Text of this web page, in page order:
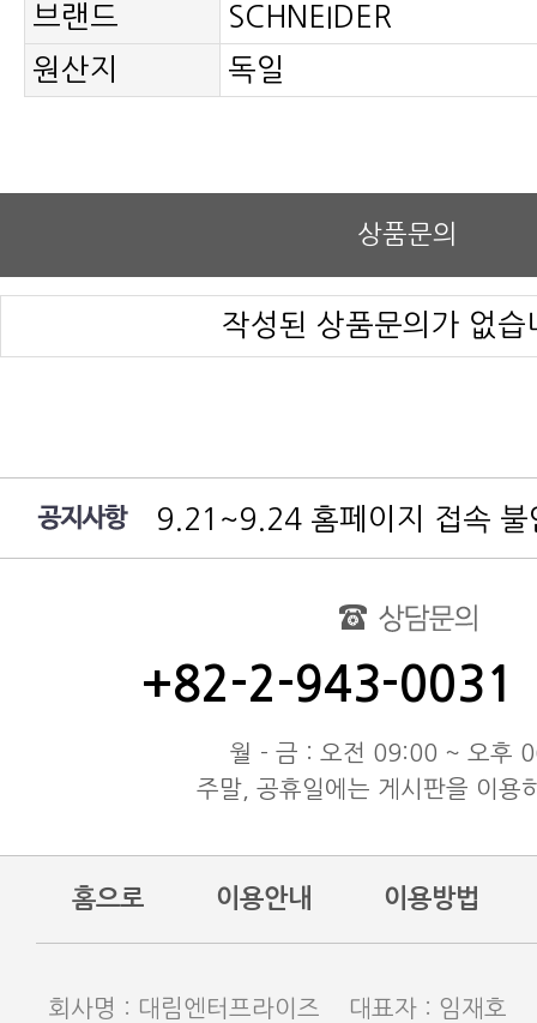
브랜드
SCHNEIDER
원산지
독일
상품문의
작성된 상품문의가 없습
9.21~9.24 홈페이지 접속 불
여름 휴가 배송 지연 안내
동해물과 백두산이 마르고
동해물과 백두산이 마르고
동해물과 백두산이 마르고
+82-2-943-0031
월 - 금 : 오전 09:00 ~ 오후
주말, 공휴일에는 게시판을 이용
홈으로 이용안내 이용방법
회사명 : 대림엔터프라이즈 대표자 : 임재호